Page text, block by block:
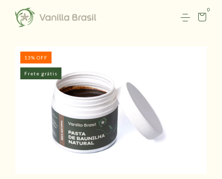
0
13% OFF
Frete grátis